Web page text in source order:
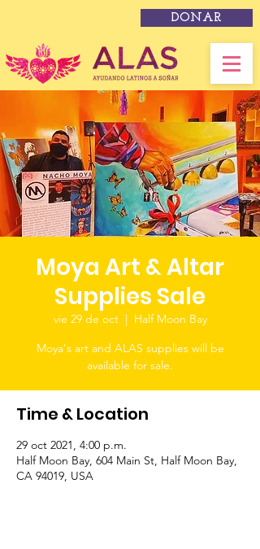
DONAR
Moya Art & Altar
Supplies Sale
vie 29 de oct
  |
Half Moon Bay
Moya's art and ALAS supplies will be
available for sale.
Time & Location
29 oct 2021, 4:00 p.m.
Half Moon Bay, 604 Main St, Half Moon Bay,
CA 94019, USA